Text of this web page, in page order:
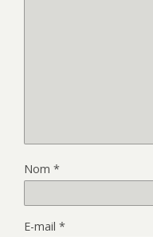
Nom *
E-mail *